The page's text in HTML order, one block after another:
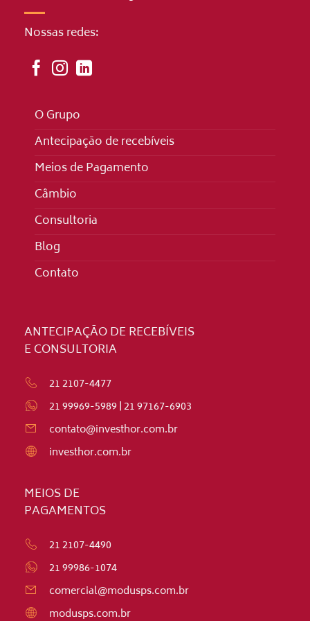
Nossas redes:
O Grupo
Antecipação de recebíveis
Meios de Pagamento
Câmbio
Consultoria
Blog
Contato
ANTECIPAÇÃO DE RECEBÍVEIS
E CONSULTORIA
21 2107-4477
21 99969-5989|21 97167-6903
contato@investhor.com.br
investhor.com.br
MEIOS DE
PAGAMENTOS
21 2107-4490
21 99986-1074
comercial@modusps.com.br
modusps.com.br